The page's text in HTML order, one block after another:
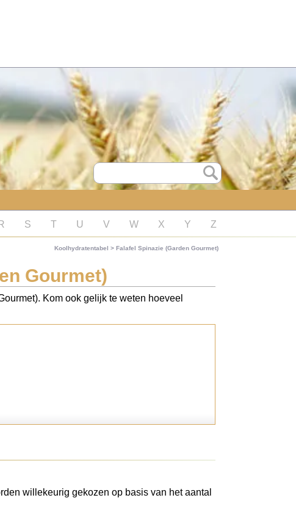
R S T U V W X Y Z
Koolhydratentabel > Falafel Spinazie (Garden Gourmet)
Gourmet)
Kom ook gelijk te weten hoeveel
willekeurig gekozen op basis van het aantal